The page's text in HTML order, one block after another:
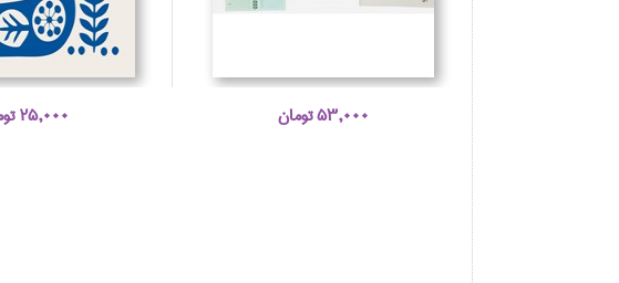
53,000 تومان 25,000 تومان